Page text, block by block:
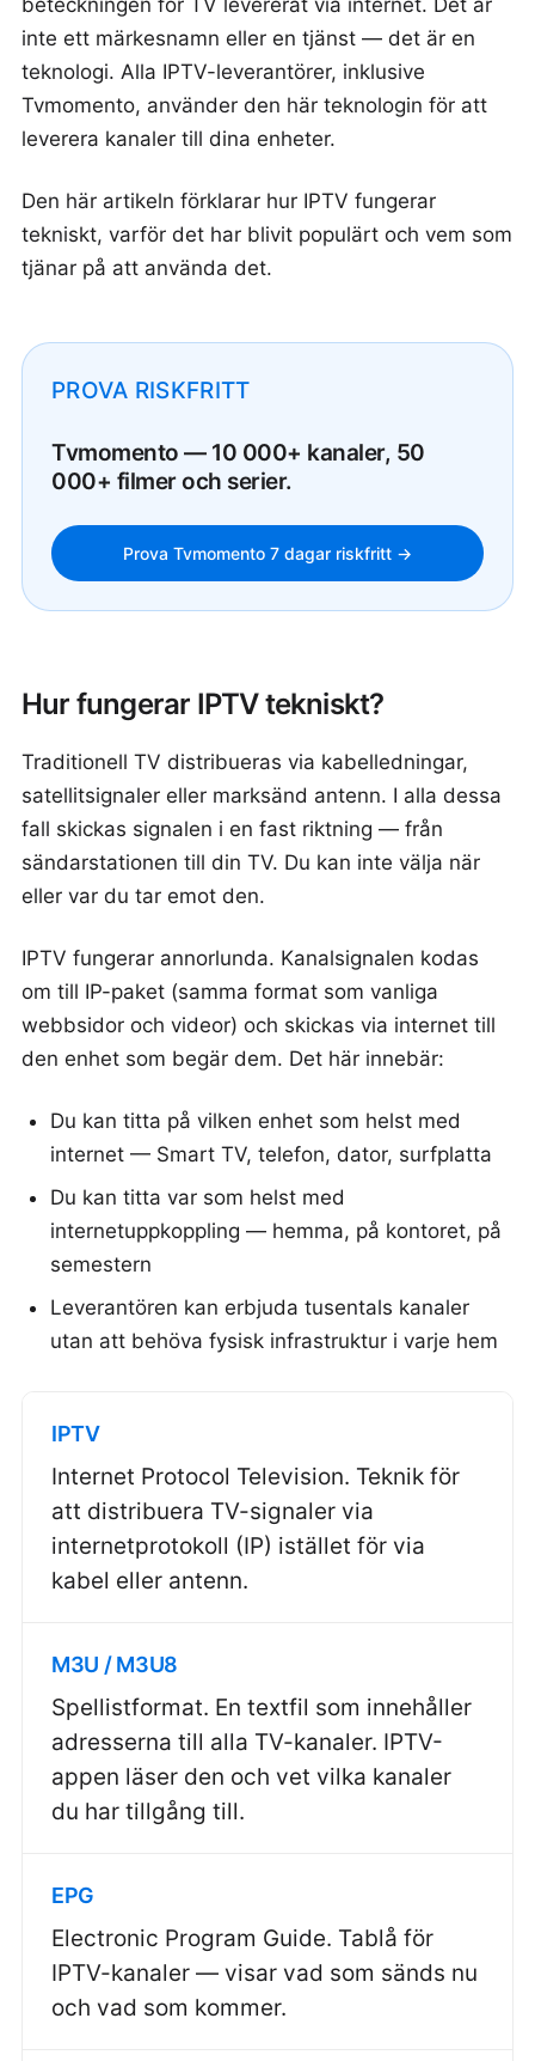
beteckningen för TV levererat via internet. Det är
inte ett märkesnamn eller en tjänst — det är en
teknologi. Alla IPTV-leverantörer, inklusive
Tvmomento, använder den här teknologin för att
leverera kanaler till dina enheter.
Den här artikeln förklarar hur IPTV fungerar
tekniskt, varför det har blivit populärt och vem som
tjänar på att använda det.
PROVA RISKFRITT
Tvmomento — 10 000+ kanaler, 50
000+ filmer och serier.
Prova Tvmomento 7 dagar riskfritt →
Hur fungerar IPTV tekniskt?
Traditionell TV distribueras via kabelledningar,
satellitsignaler eller marksänd antenn. I alla dessa
fall skickas signalen i en fast riktning — från
sändarstationen till din TV. Du kan inte välja när
eller var du tar emot den.
IPTV fungerar annorlunda. Kanalsignalen kodas
om till IP-paket (samma format som vanliga
webbsidor och videor) och skickas via internet till
den enhet som begär dem. Det här innebär:
Du kan titta på vilken enhet som helst med
internet — Smart TV, telefon, dator, surfplatta
Du kan titta var som helst med
internetuppkoppling — hemma, på kontoret, på
semestern
Leverantören kan erbjuda tusentals kanaler
utan att behöva fysisk infrastruktur i varje hem
IPTV
Internet Protocol Television. Teknik för
att distribuera TV-signaler via
internetprotokoll (IP) istället för via
kabel eller antenn.
M3U / M3U8
Spellistformat. En textfil som innehåller
adresserna till alla TV-kanaler. IPTV-
appen läser den och vet vilka kanaler
du har tillgång till.
EPG
Electronic Program Guide. Tablå för
IPTV-kanaler — visar vad som sänds nu
och vad som kommer.